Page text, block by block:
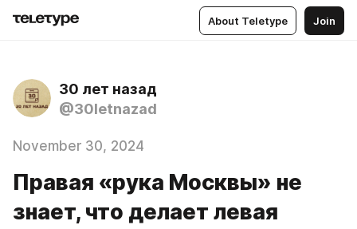
About Teletype Join
30 лет назад
@30letnazad
November 30, 2024
Правая «рука Москвы» не
знает, что делает левая